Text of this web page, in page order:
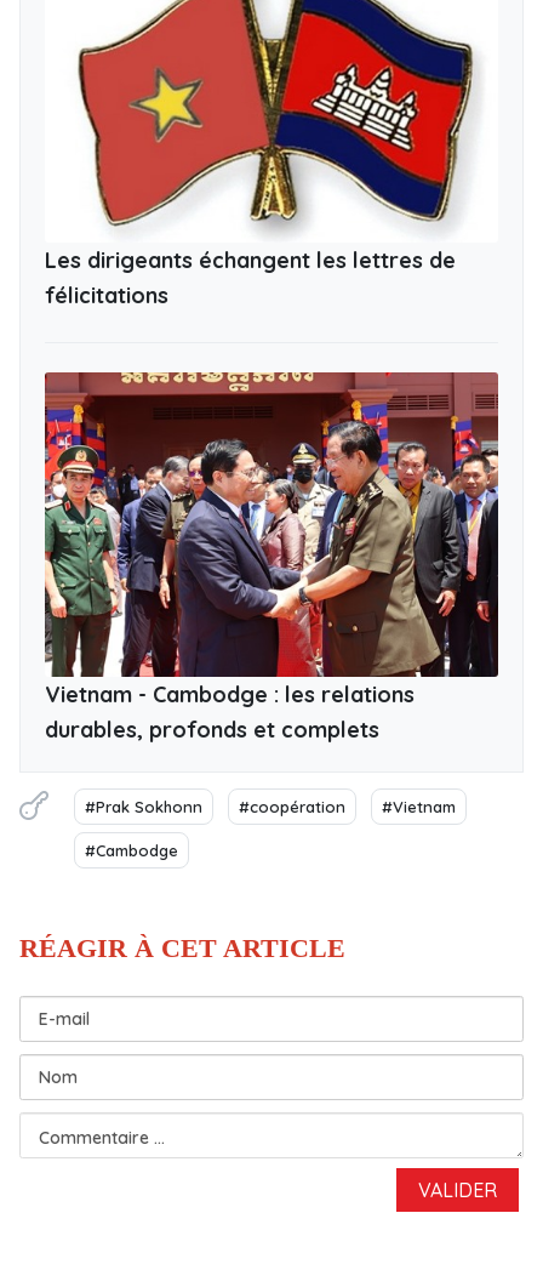
Les dirigeants échangent les lettres de
félicitations
Vietnam - Cambodge : les relations
durables, profonds et complets
#Prak Sokhonn #coopération #Vietnam
#Cambodge